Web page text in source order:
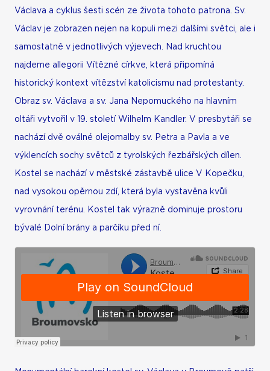
Václava a cyklus šesti scén ze života tohoto patrona. Sv.
Václav je zobrazen nejen na kopuli mezi dalšími světci, ale i
samostatně v jednotlivých výjevech. Nad kruchtou
najdeme allegorii Vítězné církve, která připomíná
historický kontext vítězství katolicismu nad protestanty.
Obraz sv. Václava a sv. Jana Nepomuckého na hlavním
oltáři vytvořil v 19. století Wilhelm Kandler. V presbytáři se
nachází dvě oválné olejomalby sv. Petra a Pavla a ve
výklencích sochy světců z tyrolských řezbářských dílen.
Kostel se nachází v městské zástavbě ulice V Kopečku,
nad vysokou opěrnou zdí, která byla vystavěna kvůli
vyrovnání terénu. Kostel tak výrazně dominuje prostoru
bývalé Dolní brány a parčíku před ní.